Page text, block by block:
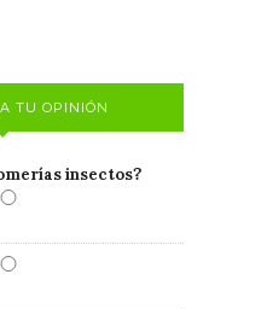
TU OPINIÓN
insectos?